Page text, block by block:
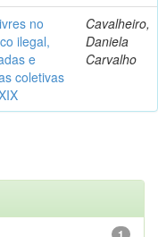
no
ilegal,
e
coletivas
Cavalheiro,
Daniela
Carvalho